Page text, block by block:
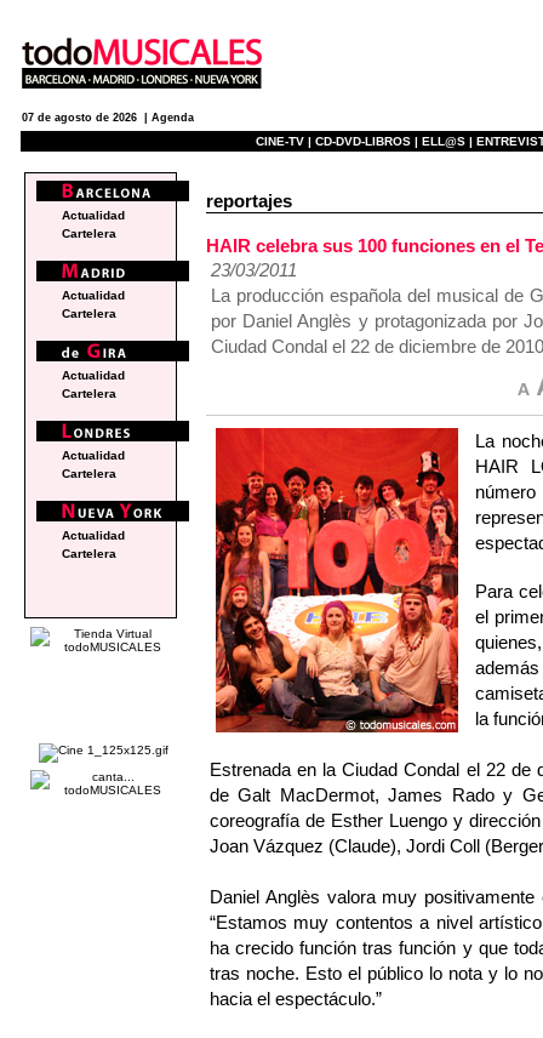
07 de agosto de 2026 | Agenda
CINE-TV | CD-DVD-LIBROS | ELL@S |
reportajes
HAIR celebra sus 100 funciones en el
23/03/2011
La producción española del musical de
por Daniel Anglès y protagonizada por
Ciudad Condal el 22 de diciembre de
La
HAIR
número
Para
el
la
Estrenada en la Ciudad Condal el 22
de Galt MacDermot, James Rado y
coreografía de Esther Luengo y
Joan Vázquez (Claude), Jordi Coll
Daniel Anglès valora muy
“Estamos muy contentos a nivel
ha crecido función tras función y que
tras noche. Esto el público lo nota y lo
hacia el espectáculo.”
Actualidad
Cartelera
Actualidad
Cartelera
Actualidad
Cartelera
Actualidad
Cartelera
Actualidad
Cartelera